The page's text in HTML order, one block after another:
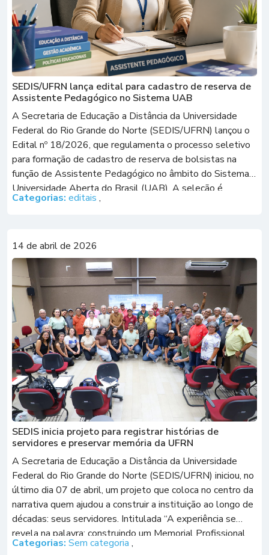
SEDIS/UFRN lança edital para cadastro de reserva de
Assistente Pedagógico no Sistema UAB
A Secretaria de Educação a Distância da Universidade
Federal do Rio Grande do Norte (SEDIS/UFRN) lançou o
Edital nº 18/2026, que regulamenta o processo seletivo
para formação de cadastro de reserva de bolsistas na
função de Assistente Pedagógico no âmbito do Sistema
Universidade Aberta do Brasil (UAB). A seleção é
destinada a profissionais com formação […]
Categorias: editais ,
14 de abril de 2026
SEDIS inicia projeto para registrar histórias de
servidores e preservar memória da UFRN
A Secretaria de Educação a Distância da Universidade
Federal do Rio Grande do Norte (SEDIS/UFRN) iniciou, no
último dia 07 de abril, um projeto que coloca no centro da
narrativa quem ajudou a construir a instituição ao longo de
décadas: seus servidores. Intitulada “A experiência se
revela na palavra: construindo um Memorial Profissional
para Reconhecimento […]
Categorias: Sem categoria ,